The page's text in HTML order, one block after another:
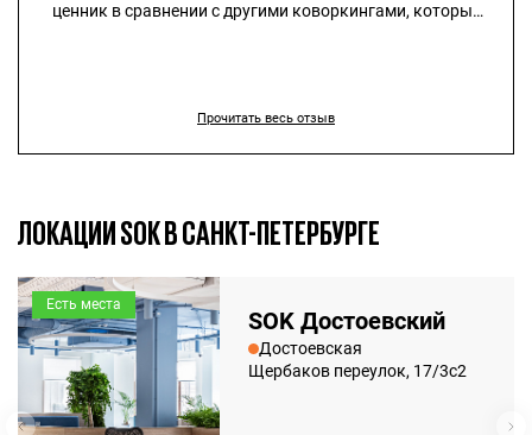
ценник в сравнении с другими коворкингами, которые
Прочитать весь отзыв
ЛОКАЦИИ SOK В САНКТ-ПЕТЕРБУРГЕ
Есть места
SOK Достоевский
Достоевская
Щербаков переулок, 17/3с2